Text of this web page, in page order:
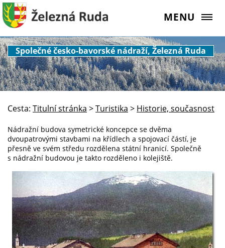
MENU
Společné česko-bavorské nádraží, Železná Ruda
Cesta: Titulní stránka >Turistika > Historie, současnost
Nádražní budova symetrické koncepce se dvěma
dvoupatrovými stavbami na křídlech a spojovací částí, je
přesně ve svém středu rozdělena státní hranicí. Společně
s nádražní budovou je takto rozděleno i kolejiště.